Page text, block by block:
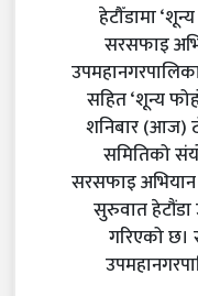
हेटौँडामा
सरसफाइ
सहित ‘शून्य
शनिबार (आज)
समितिको
सरसफाइ अभियान
सुरुवात हेटौंडा
गरिएको छ।